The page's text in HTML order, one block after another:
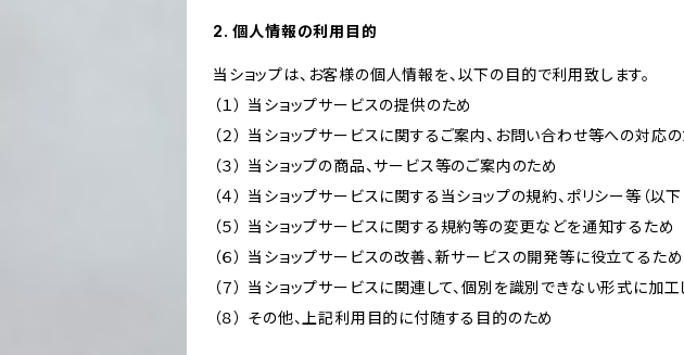
2. 個人情報の利用目的
当ショップは、お客様の個人情報を、以下の目的で利用致します。
（１） 当ショップサービスの提供のため
（２） 当ショップサービスに関するご案内、お問い合わせ等への対応
（３） 当ショップの商品、サービス等のご案内のため
（４） 当ショップサービスに関する当ショップの規約、ポリシー等（
（５） 当ショップサービスに関する規約等の変更などを通知するため
（６） 当ショップサービスの改善、新サービスの開発等に役立てるため
（７） 当ショップサービスに関連して、個別を識別できない形式に加
（８） その他、上記利用目的に付随する目的のため